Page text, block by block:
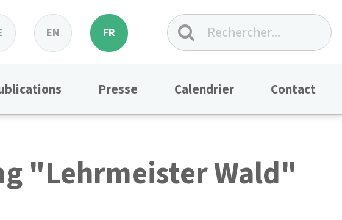
EN FR
Presse Calendrier Contact
"Lehrmeister Wald"